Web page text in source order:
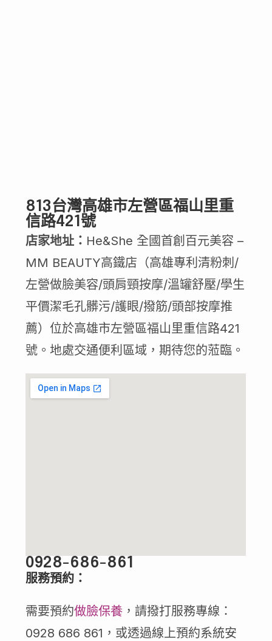
813台灣高雄市左營區福山里重
信路421號
店家地址： He&She 全國首創百元美容 –
MM BEAUTY高鐵店（高雄專利清粉刺/
左營做臉美容/頭肩頸按摩/溫罐舒壓/學生
平價潔毛孔髒污/護眼/撥筋/頭部按摩推
薦）位於高雄市左營區福山里重信路421
號。地處交通便利區域，期待您的蒞臨。
0928-686-861
服務預約：
需要預約做臉保養 ，請撥打服務專線：
0928 686 861，或透過線上預約系統安